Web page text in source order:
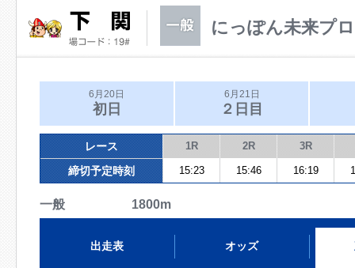
にっぽん未来プ
6月20日
初日
6月21日
２日目
レース 1R 2R 3R
締切予定時刻 15:23 15:46 16:19
一般 1800m
出走表 オッズ